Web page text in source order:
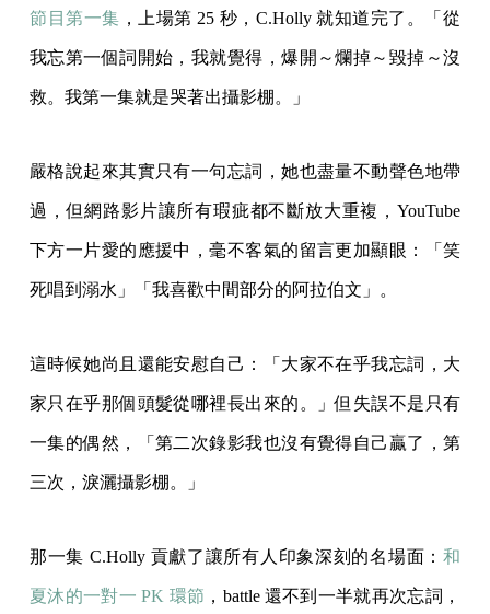
節目第一集 ，上場第 25 秒，C.Holly 就知道完了。「從
我忘第一個詞開始，我就覺得，爆開～爛掉～毀掉～沒
救。我第一集就是哭著出攝影棚。」
嚴格說起來其實只有一句忘詞，她也盡量不動聲色地帶
過，但網路影片讓所有瑕疵都不斷放大重複，YouTube
下方一片愛的應援中，毫不客氣的留言更加顯眼：「笑
死唱到溺水」「我喜歡中間部分的阿拉伯文」。
這時候她尚且還能安慰自己：「大家不在乎我忘詞，大
家只在乎那個頭髮從哪裡長出來的。」但失誤不是只有
一集的偶然，「第二次錄影我也沒有覺得自己贏了，第
三次，淚灑攝影棚。」
那一集 C.Holly 貢獻了讓所有人印象深刻的名場面： 和
夏沐的一對一 PK 環節 ，battle 還不到一半就再次忘詞，